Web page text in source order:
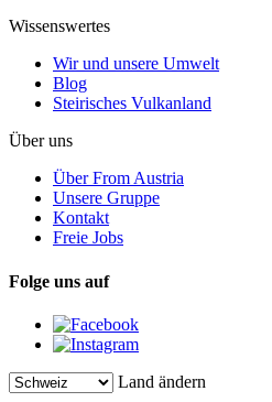
Wissenswertes
Wir und unsere Umwelt
Blog
Steirisches Vulkanland
Über uns
Über From Austria
Unsere Gruppe
Kontakt
Freie Jobs
Folge uns auf
Land ändern